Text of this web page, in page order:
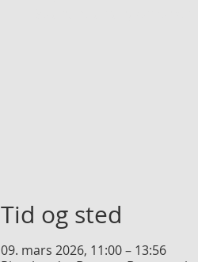
Tid og sted
09. mars 2026, 11:00 – 13:56